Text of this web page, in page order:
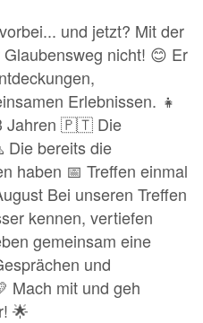
und jetzt? Mit der
nicht! 😊 Er
Erlebnissen. 👧
Jahren 🇵🇹 Die
Die bereits die
haben 📅 Treffen einmal
Bei unseren Treffen
kennen, vertiefen
gemeinsam eine
und
Mach mit und geh
🌟